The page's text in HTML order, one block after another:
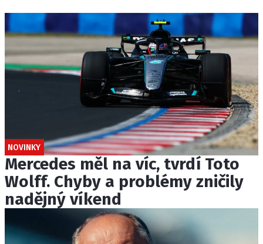
NOVINKY
Mercedes měl na víc, tvrdí Toto
Wolff. Chyby a problémy zničily
nadějný víkend